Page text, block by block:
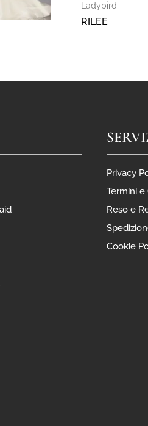
Ladybird
RILEE
Privacy
Termini e
Reso e
Cookie